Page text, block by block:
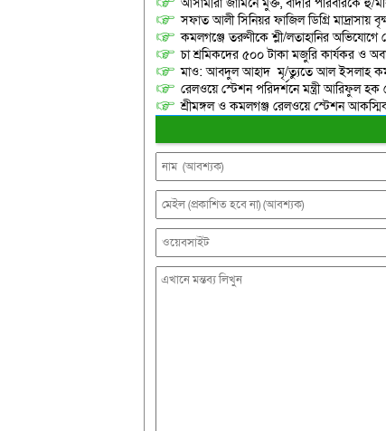
সফাত আলী সিনিয়র ফাজিল ডিগ্রি মাদ্রাসায়
কমলগঞ্জে তরুণীকে শ্লী/লতাহানির অভিযোগে
চা শ্রমিকদের ৫০০ টাকা মজুরি কার্যকর ও
মাও: আবদুল আহাদ মৃ/ত্যুতে আল ইসলাহ
রেলওয়ে স্টেশন পরিদর্শনে মন্ত্রী আরিফুল হক
শ্রীমঙ্গল ও কমলগঞ্জ রেলওয়ে স্টেশন